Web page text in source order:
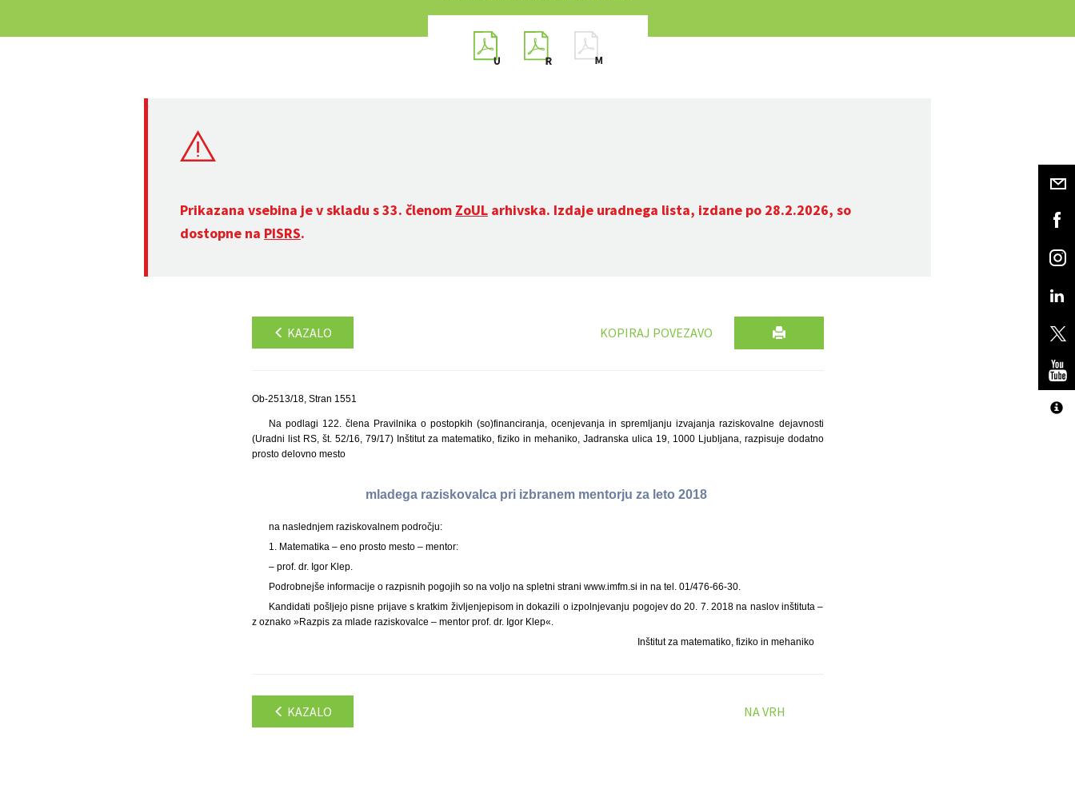
Prikazana vsebina je v skladu s 33. členom ZoUL arhivska. Izdaje uradnega lista, izdane po 28.2.2026, so
dostopne na PISRS.
KAZALO KOPIRAJ POVEZAVO
Ob-2513/18, Stran 1551
Na podlagi 122. člena Pravilnika o postopkih (so)financiranja, ocenjevanja in spremljanju izvajanja raziskovalne dejavnosti
(Uradni list RS, št. 52/16, 79/17) Inštitut za matematiko, fiziko in mehaniko, Jadranska ulica 19, 1000 Ljubljana, razpisuje dodatno
prosto delovno mesto
mladega raziskovalca pri izbranem mentorju za leto 2018
na naslednjem raziskovalnem področju:
1. Matematika – eno prosto mesto – mentor:
– prof. dr. Igor Klep.
Podrobnejše informacije o razpisnih pogojih so na voljo na spletni strani www.imfm.si in na tel. 01/476-66-30.
Kandidati pošljejo pisne prijave s kratkim življenjepisom in dokazili o izpolnjevanju pogojev do 20. 7. 2018 na naslov inštituta –
z oznako »Razpis za mlade raziskovalce – mentor prof. dr. Igor Klep«.
Inštitut za matematiko, fiziko in mehaniko
KAZALO NA VRH